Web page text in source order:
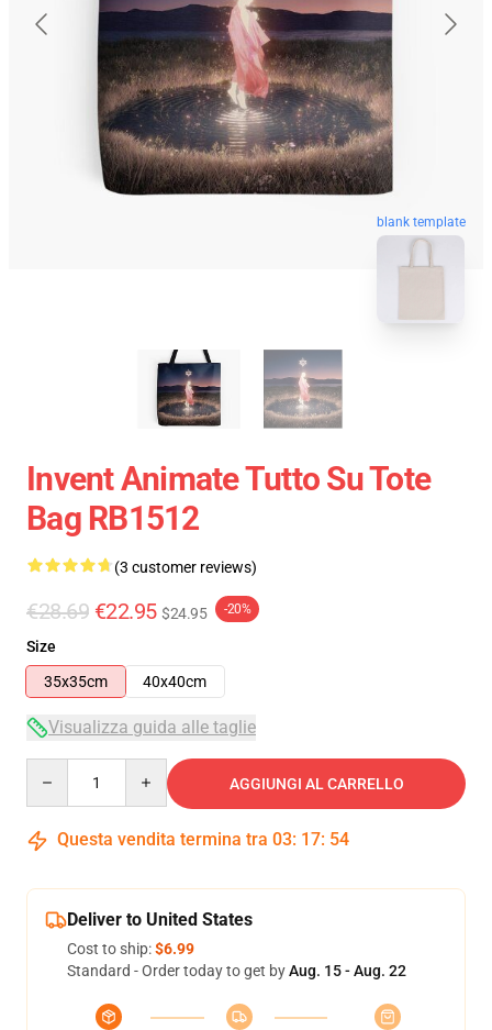
blank template
Invent Animate Tutto Su Tote
Bag RB1512
(3 customer reviews)
€28.69 €22.95 $24.95 -20%
Size
35x35cm
40x40cm
Visualizza guida alle taglie
AGGIUNGI AL CARRELLO
Questa vendita termina tra 03: 17: 54
Deliver to United States
Cost to ship:$6.99
Standard - Order today to get byAug. 15 - Aug. 22